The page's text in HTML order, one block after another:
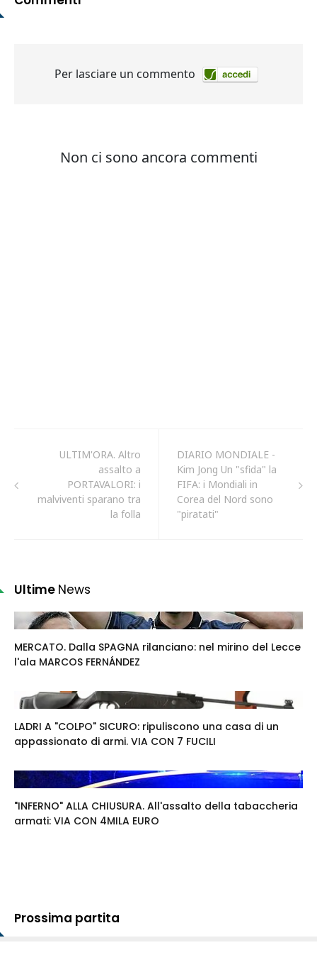
ULTIM'ORA. Altro
assalto a
PORTAVALORI: i
malviventi sparano tra
la folla
DIARIO MONDIALE -
Kim Jong Un "sfida" la
FIFA: i Mondiali in
Corea del Nord sono
"piratati"
Ultime News
MERCATO. Dalla SPAGNA rilanciano: nel mirino del Lecce
l'ala MARCOS FERNÁNDEZ
LADRI A "COLPO" SICURO: ripuliscono una casa di un
appassionato di armi. VIA CON 7 FUCILI
"INFERNO" ALLA CHIUSURA. All'assalto della tabaccheria
armati: VIA CON 4MILA EURO
Prossima partita